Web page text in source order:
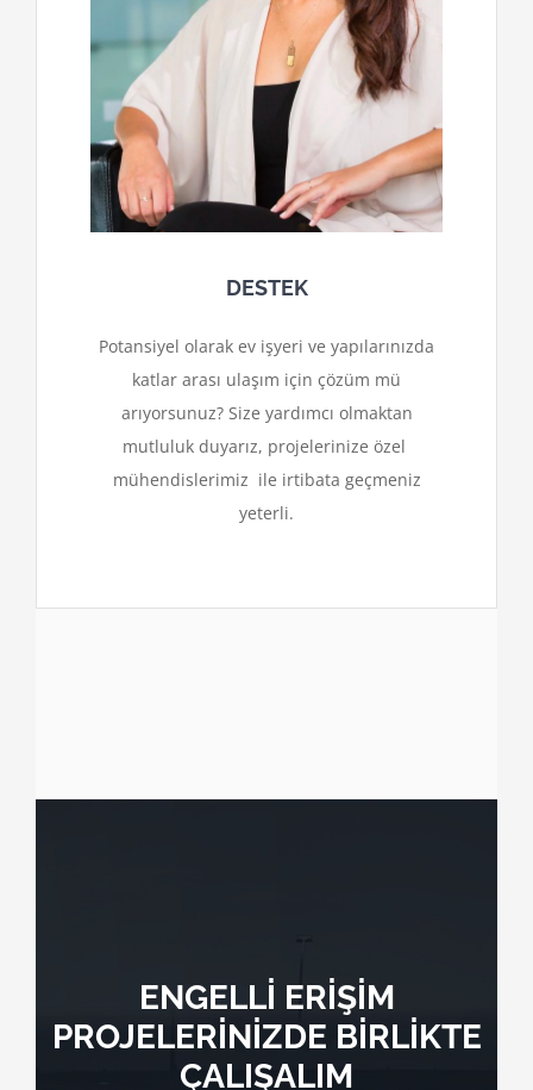
DESTEK
Potansiyel olarak ev işyeri ve yapılarınızda
katlar arası ulaşım için çözüm mü
arıyorsunuz? Size yardımcı olmaktan
mutluluk duyarız, projelerinize özel
mühendislerimiz ile irtibata geçmeniz
yeterli.
ENGELLİ ERİŞİM
PROJELERİNİZDE BİRLİKTE
ÇALIŞALIM